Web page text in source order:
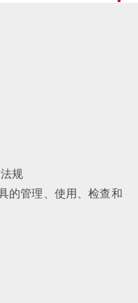
规
的管理、使用、检查和